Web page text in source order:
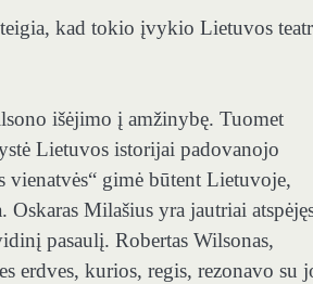
kad tokio įvykio Lietuvos
išėjimo į amžinybę. Tuomet
Lietuvos istorijai padovanojo
gimė būtent Lietuvoje,
Oskaras Milašius yra jautriai
pasaulį. Robertas Wilsonas,
erdves, kurios, regis, rezonavo su